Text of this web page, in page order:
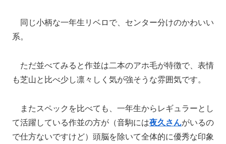
同じ小柄な一年生リベロで、センター分けのかわいい
系。
ただ並べてみると作並は二本のアホ毛が特徴で、表情
も芝山と比べ少し凛々しく気が強そうな雰囲気です。
またスペックを比べても、一年生からレギュラーとし
て活躍している作並の方が（音駒には夜久さんがいるの
で仕方ないですけど）頭脳を除いて全体的に優秀な印象